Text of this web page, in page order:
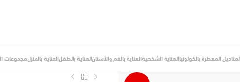
المناديل المعطرة بالكولونيا العناية الشخصية العناية بالفم والأسنان العناية بالطفل العناية بالمنزلمجموعات
الرئيسية المناديل المعطرة بالكولونيا